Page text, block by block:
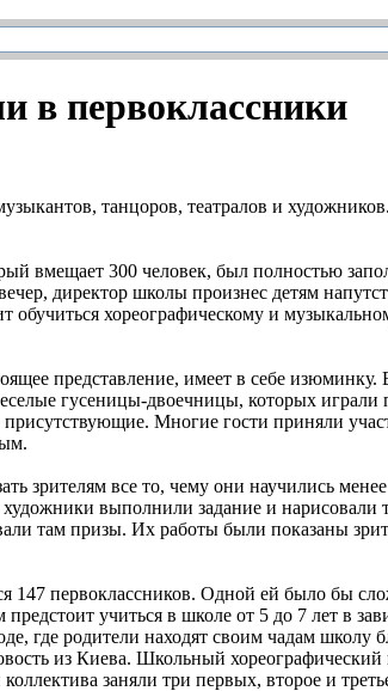
в первоклассники
танцоров, театралов и
вмещает 300 человек, был полностью
директор школы произнес детям
обучиться хореографическому и
представление, имеет в себе изюминку.
гусеницы-двоечницы, которых играли
присутствующие. Многие гости приняли
зрителям все то, чему они научились
выполнили задание и нарисовали
там призы. Их работы были показаны
первоклассников. Одной ей было бы
учиться в школе от 5 до 7 лет в
где родители находят своим чадам школу
из Киева. Школьный
заняли три первых, второе и